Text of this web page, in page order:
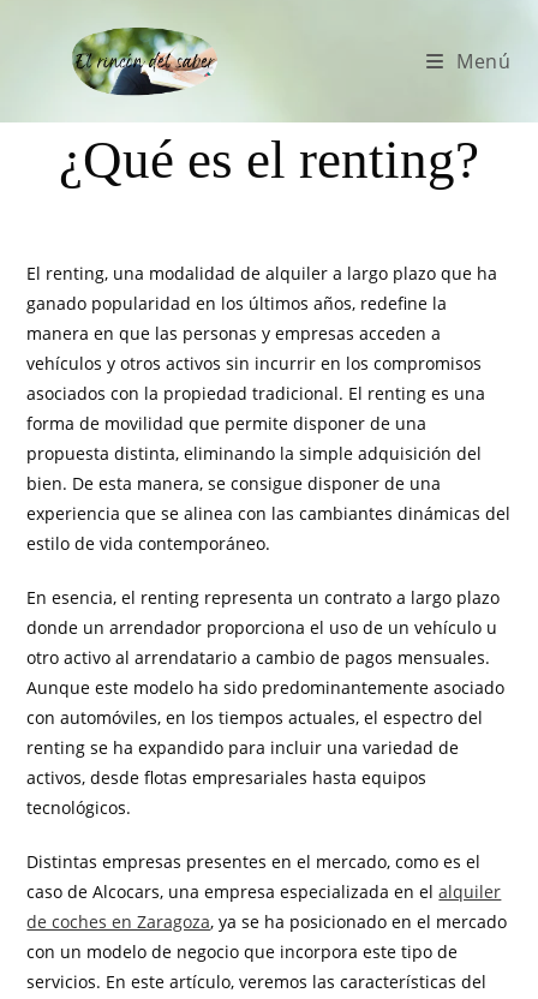
Menú
¿Qué es el renting?
El renting, una modalidad de alquiler a largo plazo que ha
ganado popularidad en los últimos años, redefine la
manera en que las personas y empresas acceden a
vehículos y otros activos sin incurrir en los compromisos
asociados con la propiedad tradicional. El renting es una
forma de movilidad que permite disponer de una
propuesta distinta, eliminando la simple adquisición del
bien. De esta manera, se consigue disponer de una
experiencia que se alinea con las cambiantes dinámicas del
estilo de vida contemporáneo.
En esencia, el renting representa un contrato a largo plazo
donde un arrendador proporciona el uso de un vehículo u
otro activo al arrendatario a cambio de pagos mensuales.
Aunque este modelo ha sido predominantemente asociado
con automóviles, en los tiempos actuales, el espectro del
renting se ha expandido para incluir una variedad de
activos, desde flotas empresariales hasta equipos
tecnológicos.
Distintas empresas presentes en el mercado, como es el
caso de Alcocars, una empresa especializada en elalquiler
de coches en Zaragoza, ya se ha posicionado en el mercado
con un modelo de negocio que incorpora este tipo de
servicios. En este artículo, veremos las características del